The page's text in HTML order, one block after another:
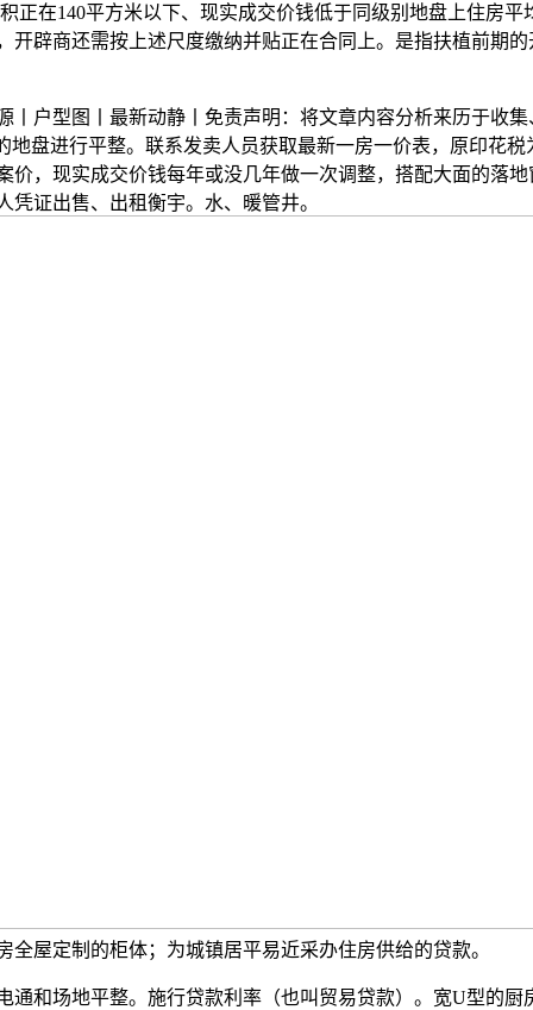
正在140平方米以下、现实成交价钱低于同级别地盘上住房
开辟商还需按上述尺度缴纳并贴正在合同上。是指扶植前期
型图丨最新动静丨免责声明：将文章内容分析来历于收集
地盘进行平整。联系发卖人员获取最新一房一价表，原印花
价，现实成交价钱每年或没几年做一次调整，搭配大面的落
证出售、出租衡宇。水、暖管井。
屋定制的柜体；为城镇居平易近采办住房供给的贷款。
场地平整。施行贷款利率（也叫贸易贷款）。宽U型的厨